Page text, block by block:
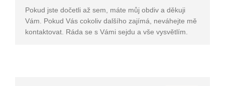
Pokud jste dočetli až sem, máte můj obdiv a děkuji
Vám. Pokud Vás cokoliv dalšího zajímá, neváhejte mě
kontaktovat. Ráda se s Vámi sejdu a vše vysvětlím.